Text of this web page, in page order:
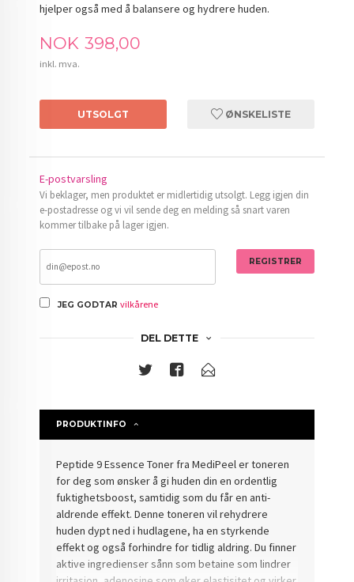
hjelper også med å balansere og hydrere huden.
Pris
NOK 398,00
inkl. mva.
UTSOLGT ØNSKELISTE
E-postvarsling
Vi beklager, men produktet er midlertidig utsolgt. Legg igjen din
e-postadresse og vi vil sende deg en melding så snart varen
kommer tilbake på lager igjen.
JEG GODTAR vilkårene
REGISTRER
DEL DETTE
PRODUKTINFO
Peptide 9 Essence Toner fra MediPeel er toneren
for deg som ønsker å gi huden din en ordentlig
fuktighetsboost, samtidig som du får en anti-
aldrende effekt. Denne toneren vil rehydrere
huden dypt ned i hudlagene, ha en styrkende
effekt og også forhindre for tidlig aldring. Du finner
aktive ingredienser sånn som betaine som lindrer